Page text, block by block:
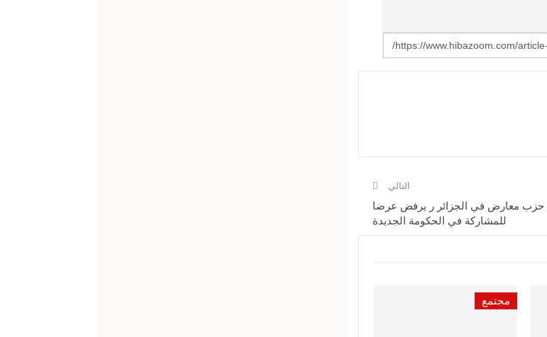
التالي
حزب معارض في الجزائر ر يرفض عرضا
للمشاركة في الحكومة الجديدة
مجتمع